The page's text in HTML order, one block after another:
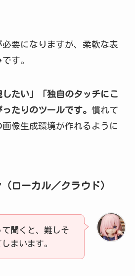
要になりますが、柔軟な表
す。
したい」「独自のタッチにこ
たりのツールです。 慣れて
像生成環境が作れるように
ローカル／クラウド）
聞くと、難しそ
まいます。